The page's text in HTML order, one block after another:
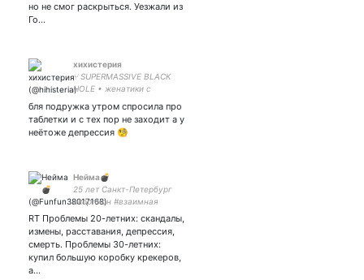
но не смог раскрыться. Уезжали из
Го…
хихистерия
⑂ SUPERMASSIVE BLACK
HOLE • женатики с
бля подружка утром спросила про
таблетки и с тех пор не заходит а у
неëтоже депрессия 🧐
Нейма💣
25 лет Санкт-Петербург
скорпион #взаимная
RT Проблемы 20-летних: скандалы,
измены, расставания, депрессия,
смерть. Проблемы 30-летних:
купил большую коробку крекеров,
а…